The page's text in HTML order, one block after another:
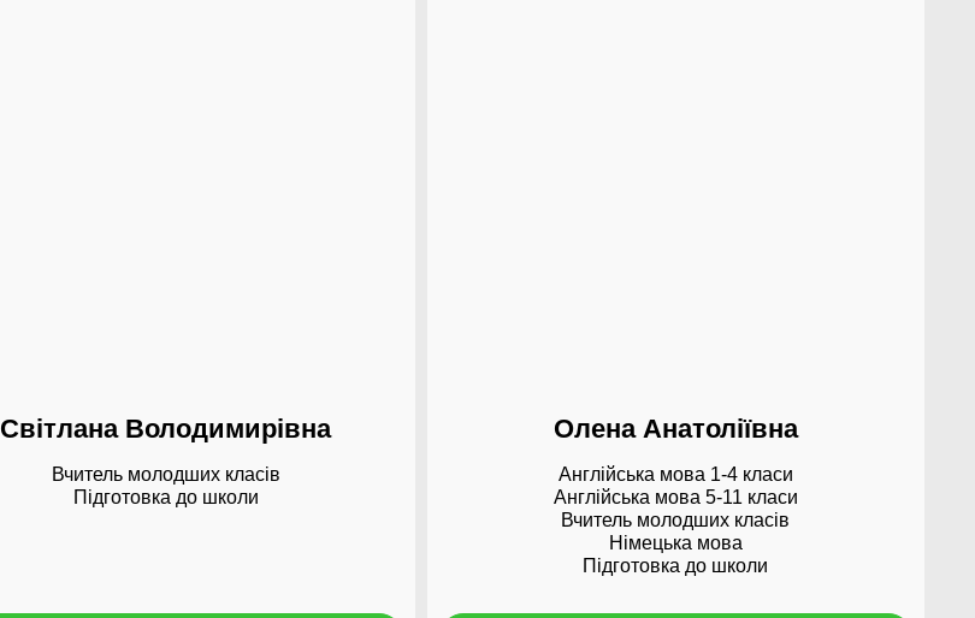
Світлана Володимирівна
Вчитель молодших класів
Підготовка до школи
Олена Анатоліївна
Англійська мова 1-4 класи
Англійська мова 5-11 класи
Вчитель молодших класів
Німецька мова
Підготовка до школи